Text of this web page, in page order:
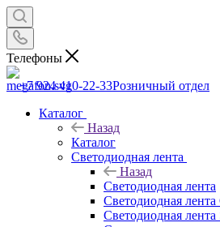
Телефоны
+7 924 410-22-33Розничный отдел
Каталог
Назад
Каталог
Светодиодная лента
Назад
Светодиодная лента
Светодиодная лента
Светодиодная